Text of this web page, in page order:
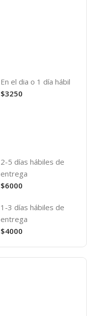
En el dia o 1 día hábil
$3250
2-5 días hábiles de
entrega
$6000
1-3 días hábiles de
entrega
$4000